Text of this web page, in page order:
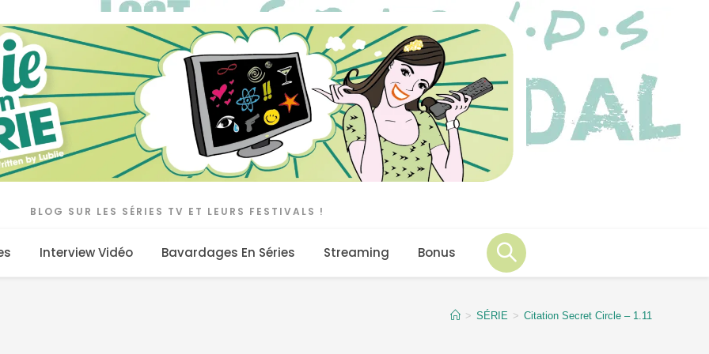
BLOG SUR LES SÉRIES TV ET LEURS FESTIVALS !
Interview Vidéo Bavardages En Séries Streaming Bonus
> SÉRIE > Citation Secret Circle – 1.11